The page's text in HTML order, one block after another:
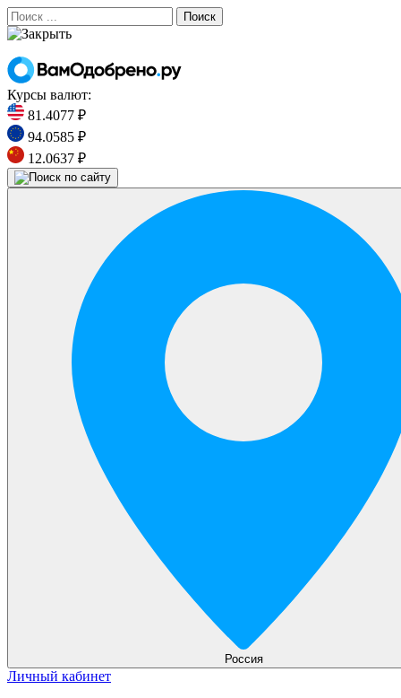
Поиск
Курсы валют:
81.4077 ₽
94.0585 ₽
12.0637 ₽
Россия
Личный кабинет